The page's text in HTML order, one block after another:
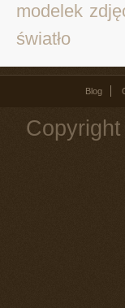
modelek
światło
Blog